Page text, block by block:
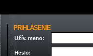
PRIHLÁSENIE
Užív. meno:
Heslo: